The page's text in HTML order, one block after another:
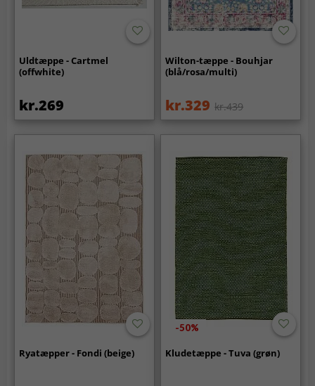
Uldtæppe - Cartmel
(offwhite)
kr.269
Wilton-tæppe - Bouhjar
(blå/rosa/multi)
kr.329 kr.439
Ryatæpper - Fondi (beige)
-50%
Kludetæppe - Tuva (grøn)